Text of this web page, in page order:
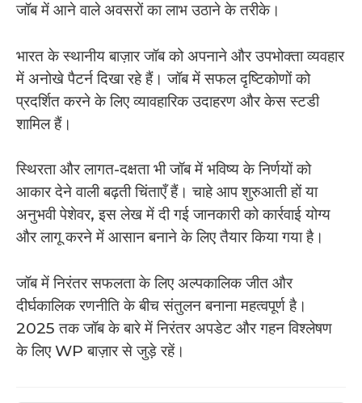
जॉब में आने वाले अवसरों का लाभ उठाने के तरीके।
भारत के स्थानीय बाज़ार जॉब को अपनाने और उपभोक्ता व्यवहार
में अनोखे पैटर्न दिखा रहे हैं। जॉब में सफल दृष्टिकोणों को
प्रदर्शित करने के लिए व्यावहारिक उदाहरण और केस स्टडी
शामिल हैं।
स्थिरता और लागत-दक्षता भी जॉब में भविष्य के निर्णयों को
आकार देने वाली बढ़ती चिंताएँ हैं। चाहे आप शुरुआती हों या
अनुभवी पेशेवर, इस लेख में दी गई जानकारी को कार्रवाई योग्य
और लागू करने में आसान बनाने के लिए तैयार किया गया है।
जॉब में निरंतर सफलता के लिए अल्पकालिक जीत और
दीर्घकालिक रणनीति के बीच संतुलन बनाना महत्वपूर्ण है।
2025 तक जॉब के बारे में निरंतर अपडेट और गहन विश्लेषण
के लिए WP बाज़ार से जुड़े रहें।